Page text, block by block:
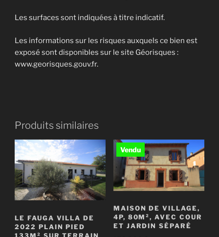
Les surfaces sont indiquées à titre indicatif.
Les informations sur les risques auxquels ce bien est
exposé sont disponibles sur le site Géorisques :
www.georisques.gouv.fr.
Produits similaires
LE FAUGA VILLA DE
2022 PLAIN PIED
133M² SUR TERRAIN
MAISON DE VILLAGE,
4P, 80M², AVEC COUR
ET JARDIN SÉPARÉ